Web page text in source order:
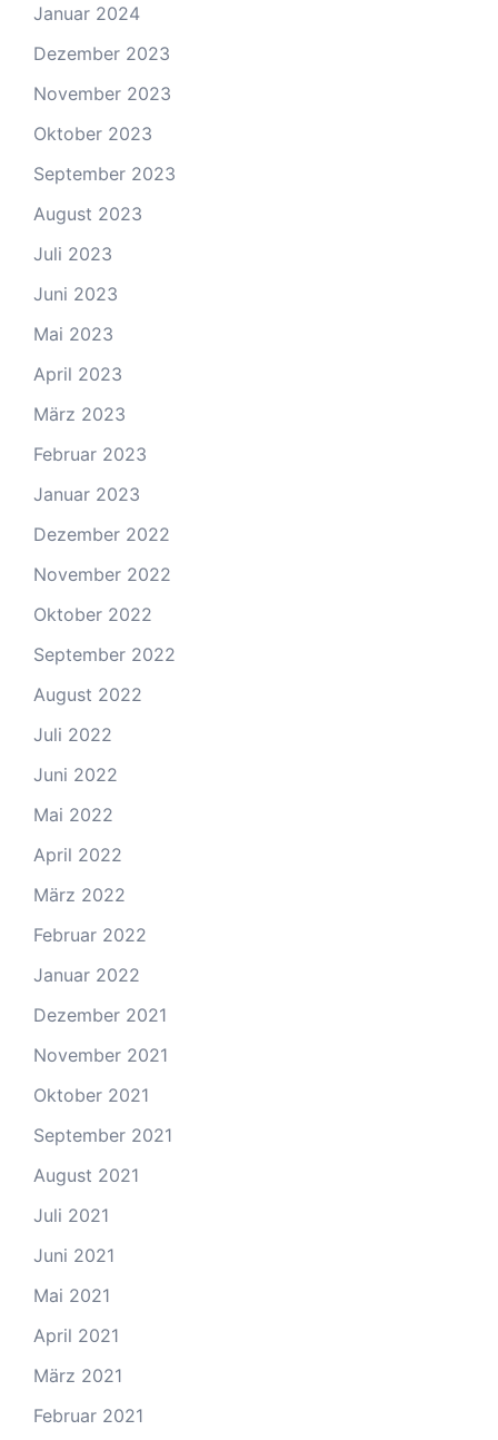
Januar 2024
Dezember 2023
November 2023
Oktober 2023
September 2023
August 2023
Juli 2023
Juni 2023
Mai 2023
April 2023
März 2023
Februar 2023
Januar 2023
Dezember 2022
November 2022
Oktober 2022
September 2022
August 2022
Juli 2022
Juni 2022
Mai 2022
April 2022
März 2022
Februar 2022
Januar 2022
Dezember 2021
November 2021
Oktober 2021
September 2021
August 2021
Juli 2021
Juni 2021
Mai 2021
April 2021
März 2021
Februar 2021